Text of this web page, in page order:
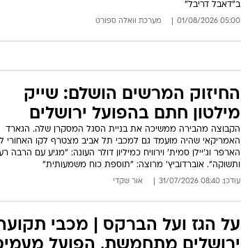
ב"דאבל דריבל"
05:00 01/08/2026 מערכת וואלה ספורט
החיזוק המרשים הושלם: שייק
מילטון חתם בהפועל ירושלים
הקבוצה מהבירה ממשיכה את בניית הסגל המסקרן שלה. הגארד
האמריקאי שהיה מועמד גם למכבי תל אביב מצטרף לקו האחורי
הארפר וג'יילן סמית' וירוויח כמיליון דולר העונה: "מגיע עם הרבה
ותשוקה". אוברדוביץ' מרוצה: "תוספת כוח משמעותית"
עודכן: 08:40 31/07/2026 אור שקדי
על הגז ועל הברקס | מכבי